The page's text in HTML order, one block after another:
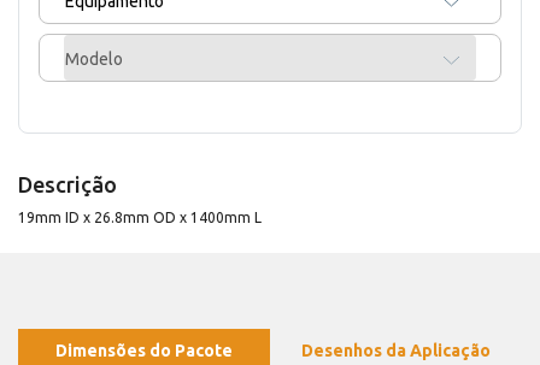
Modelo
Descrição
19mm ID x 26.8mm OD x 1400mm L
Dimensões do Pacote Desenhos da Aplicação